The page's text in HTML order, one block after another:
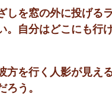
を窓の外に投げる
。自分はどこにも行
を行く人影が見え
ろう。